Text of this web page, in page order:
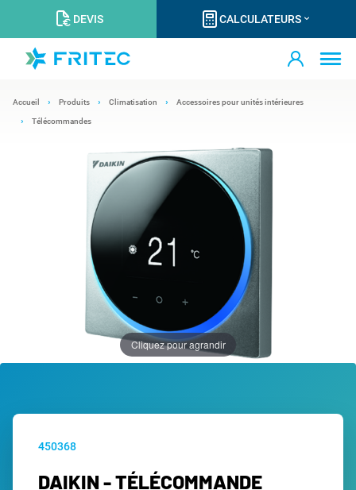
DEVIS CALCULATEURS
Accueil Produits Climatisation Accessoires pour unités intérieures
Télécommandes
Cliquez pour agrandir
450368
DAIKIN - TÉLÉCOMMANDE